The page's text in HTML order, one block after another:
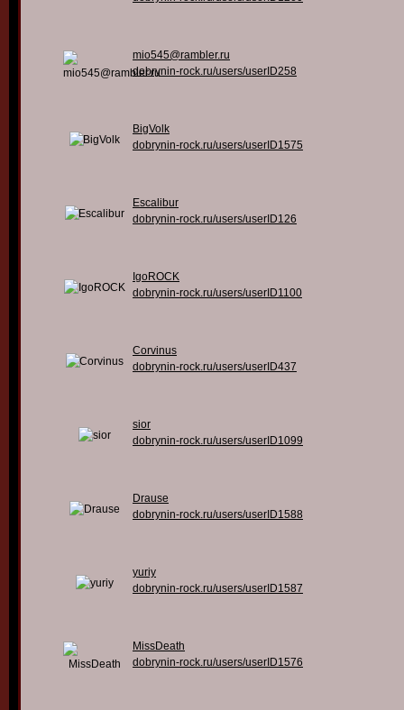
mio545@rambler.ru
dobrynin-rock.ru/users/userID258
BigVolk
dobrynin-rock.ru/users/userID1575
Escalibur
dobrynin-rock.ru/users/userID126
IgoROCK
dobrynin-rock.ru/users/userID1100
Corvinus
dobrynin-rock.ru/users/userID437
sior
dobrynin-rock.ru/users/userID1099
Drause
dobrynin-rock.ru/users/userID1588
yuriy
dobrynin-rock.ru/users/userID1587
MissDeath
dobrynin-rock.ru/users/userID1576